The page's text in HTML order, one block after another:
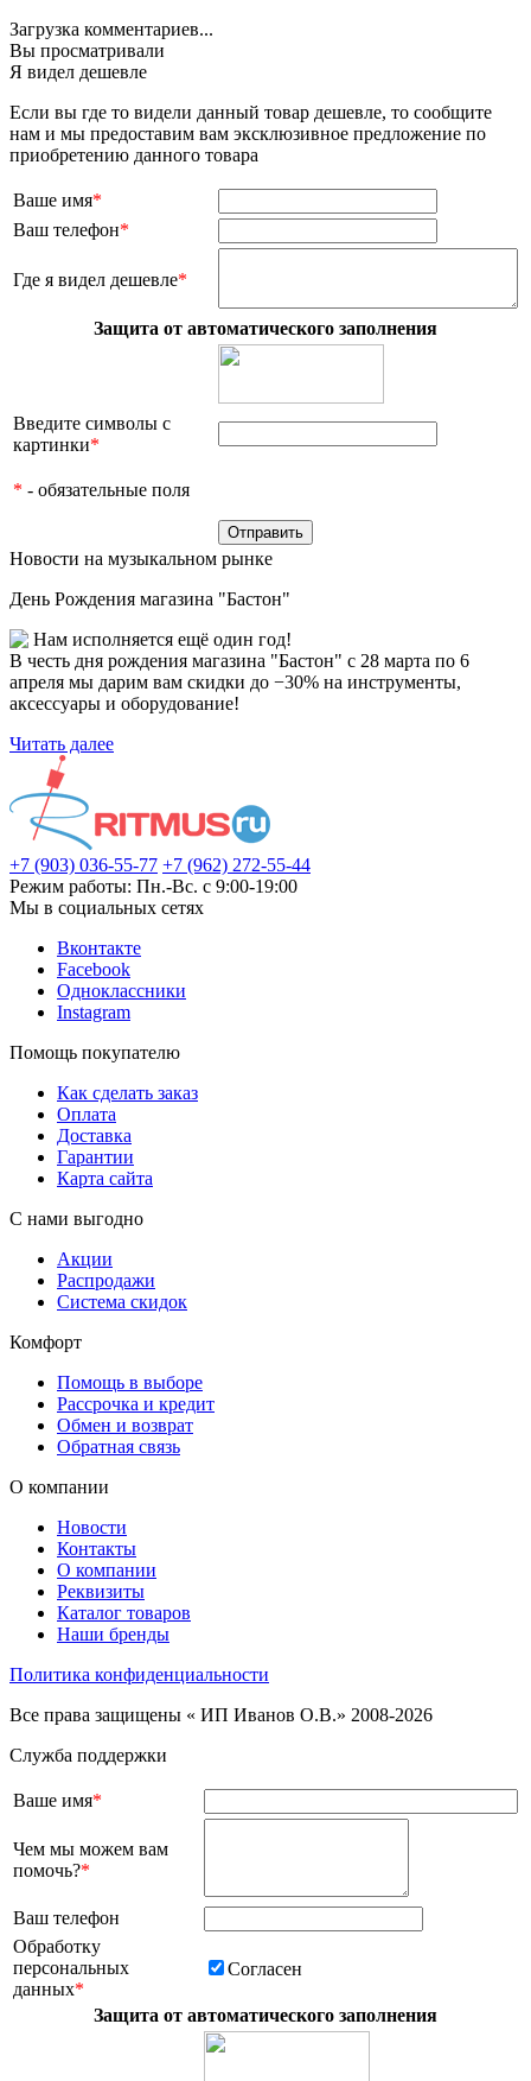
Загрузка комментариев...
Вы просматривали
Я видел дешевле
Если вы где то видели данный товар дешевле, то сообщите
нам и мы предоставим вам эксклюзивное предложение по
приобретению данного товара
Ваше имя*
Ваш телефон*
Где я видел дешевле*
Защита от автоматического заполнения
Введите символы с
картинки*
* - обязательные поля
Новости на музыкальном рынке
День Рождения магазина "Бастон"
Нам исполняется ещё один год!
В честь дня рождения магазина "Бастон" с 28 марта по 6
апреля мы дарим вам скидки до −30% на инструменты,
аксессуары и оборудование!
Читать далее
+7 (903) 036-55-77 +7 (962) 272-55-44
Режим работы: Пн.-Вс. с 9:00-19:00
Мы в социальных сетях
Вконтакте
Facebook
Одноклассники
Instagram
Помощь покупателю
Как сделать заказ
Оплата
Доставка
Гарантии
Карта сайта
С нами выгодно
Акции
Распродажи
Система скидок
Комфорт
Помощь в выборе
Рассрочка и кредит
Обмен и возврат
Обратная связь
О компании
Новости
Контакты
О компании
Реквизиты
Каталог товаров
Наши бренды
Политика конфиденциальности
Все права защищены « ИП Иванов О.В.» 2008-2026
Служба поддержки
Ваше имя*
Чем мы можем вам
помочь?*
Ваш телефон
Обработку
персональных
данных*
Согласен
Защита от автоматического заполнения